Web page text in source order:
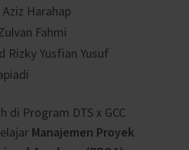
Harahap
Fahmi
Rizky Yusfian Yusuf
di Program DTS x GCC
Manajemen Proyek